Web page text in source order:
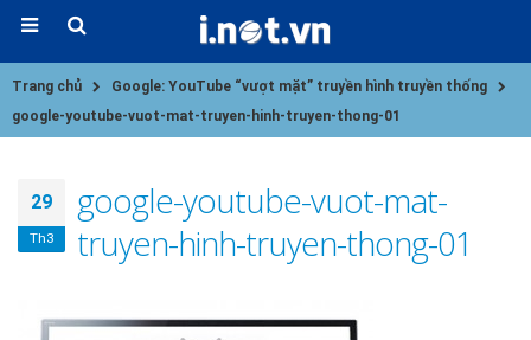
Trang chủ
Google: YouTube “vượt mặt” truyền hình truyền thống
google-youtube-vuot-mat-truyen-hinh-truyen-thong-01
29
Th3
google-youtube-vuot-mat-
truyen-hinh-truyen-thong-01